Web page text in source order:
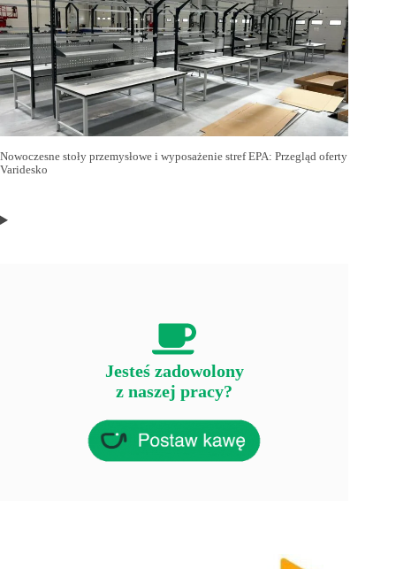
Nowoczesne stoły przemysłowe i wyposażenie stref EPA: Przegląd oferty
Varidesko
Jesteś zadowolony
z naszej pracy?